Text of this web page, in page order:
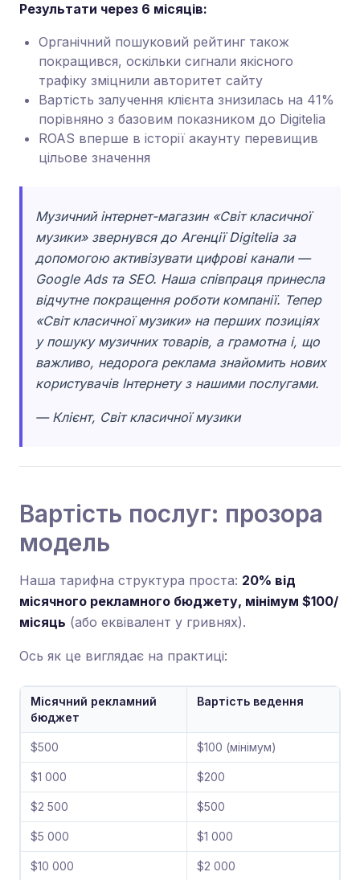
Результати через 6 місяців:
Органічний пошуковий рейтинг також
покращився, оскільки сигнали якісного
трафіку зміцнили авторитет сайту
Вартість залучення клієнта знизилась на 41%
порівняно з базовим показником до Digitelia
ROAS вперше в історії акаунту перевищив
цільове значення
Музичний інтернет-магазин «Світ класичної
музики» звернувся до Агенції Digitelia за
допомогою активізувати цифрові канали —
Google Ads та SEO. Наша співпраця принесла
відчутне покращення роботи компанії. Тепер
«Світ класичної музики» на перших позиціях
у пошуку музичних товарів, а грамотна і, що
важливо, недорога реклама знайомить нових
користувачів Інтернету з нашими послугами.
— Клієнт, Світ класичної музики
Вартість послуг: прозора
модель
Наша тарифна структура проста: 20% від
місячного рекламного бюджету, мінімум $100/
місяць (або еквівалент у гривнях).
Ось як це виглядає на практиці:
Місячний рекламний
бюджет
Вартість ведення
$500 $100 (мінімум)
$1 000 $200
$2 500 $500
$5 000 $1 000
$10 000 $2 000